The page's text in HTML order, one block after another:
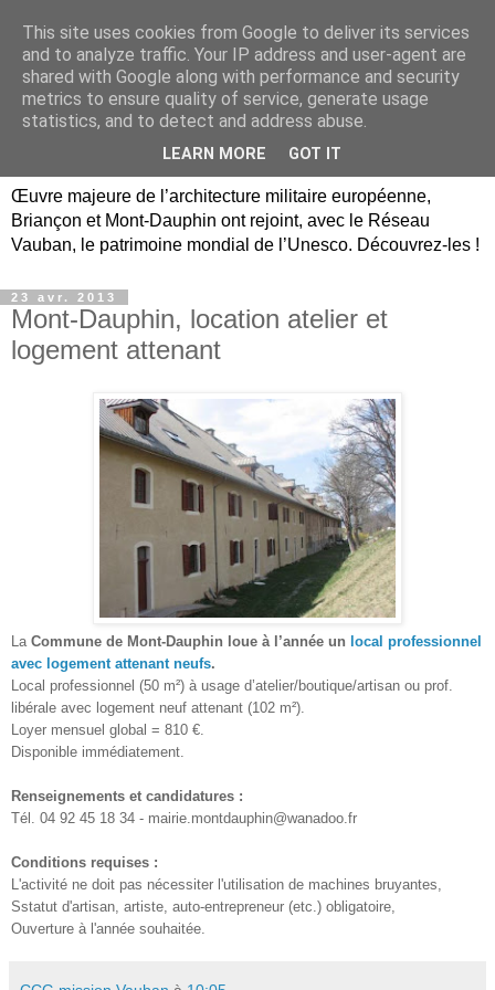
Briançon, Mont-Dauphin,
Vauban Unesco Hautes-
Œuvre majeure de l’architecture militaire européenne,
Briançon et Mont-Dauphin ont rejoint, avec le Réseau
Vauban, le patrimoine mondial de l’Unesco. Découvrez-les !
23 avr. 2013
Mont-Dauphin, location atelier et
logement attenant
La Commune de Mont-Dauphin loue à l’année un local professionnel
avec logement attenant neufs.
Local professionnel (50 m²) à usage d’atelier/boutique/artisan ou prof.
libérale avec logement neuf attenant (102 m²).
Loyer mensuel global = 810 €.
Disponible immédiatement.
Renseignements et candidatures :
Tél. 04 92 45 18 34 - mairie.montdauphin@wanadoo.fr
Conditions requises :
L'activité ne doit pas nécessiter l'utilisation de machines bruyantes
Sstatut d'artisan, artiste , auto-entrepreneur (etc.) obligatoire,
Ouverture à l'année souhaitée.
This site uses cookies from Google to deliver its services
and to analyze traffic. Your IP address and user-agent are
shared with Google along with performance and security
metrics to ensure quality of service, generate usage
statistics, and to detect and address abuse.
LEARN MORE GOT IT